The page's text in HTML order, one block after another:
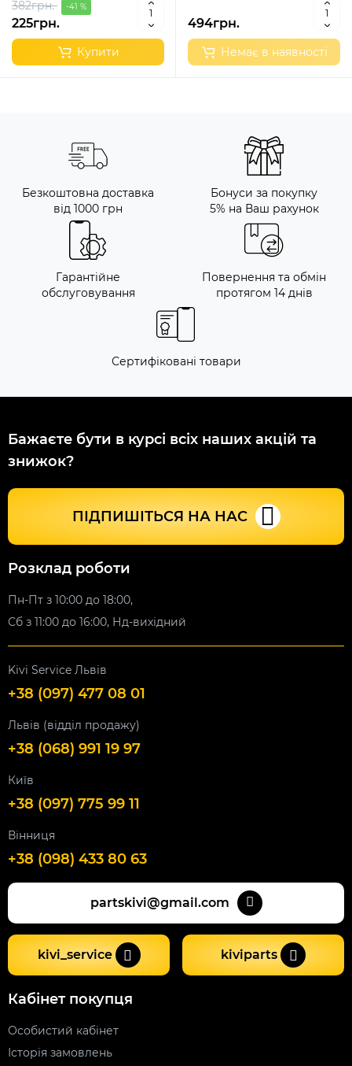
382грн. -41 %
225грн.
Купити
494грн.
Немає в наявності
Безкоштовна доставка
від 1000 грн
Бонуси за покупку
5% на Ваш рахунок
Гарантійне
обслуговування
Повернення та обмін
протягом 14 днів
Сертифіковані товари
Бажаєте бути в курсі всіх наших акцій та
знижок?
ПІДПИШІТЬСЯ НА НАС
Розклад роботи
Пн-Пт з 10:00 до 18:00,
Сб з 11:00 до 16:00, Нд-вихідний
Kivi Service Львів
+38 (097) 477 08 01
Львів (відділ продажу)
+38 (068) 991 19 97
Київ
+38 (097) 775 99 11
Вінниця
+38 (098) 433 80 63
partskivi@gmail.com
kivi_service kiviparts
Кабінет покупця
Особистий кабінет
Історія замовлень